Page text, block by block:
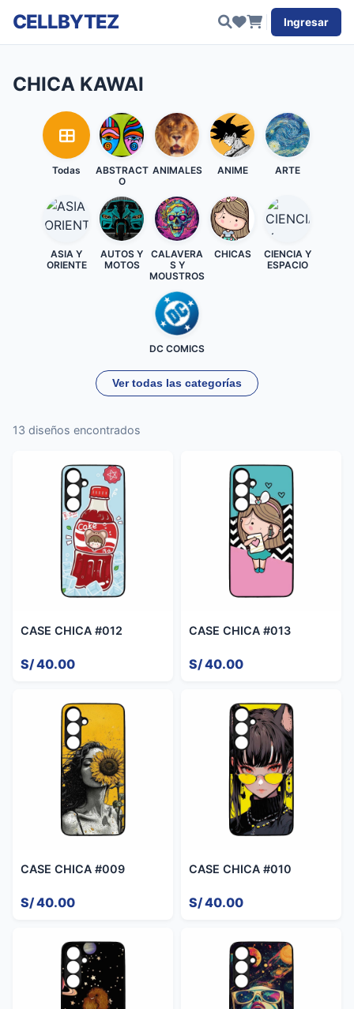
CELLBYTEZ Ingresar
CHICA KAWAI
Todas
ABSTRACT
O
ANIMALES ANIME ARTE
ASIA Y
ORIENTE
AUTOS Y
MOTOS
CALAVERA
S Y
MOUSTROS
CHICAS
CIENCIA Y
ESPACIO
DC COMICS
Ver todas las categorías
13 diseños encontrados
CASE CHICA #012
S/ 40.00
CASE CHICA #013
S/ 40.00
CASE CHICA #009
S/ 40.00
CASE CHICA #010
S/ 40.00